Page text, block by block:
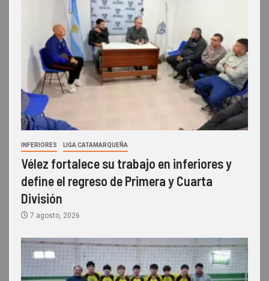
INFERIORES LIGA CATAMARQUEÑA
Vélez fortalece su trabajo en inferiores y
define el regreso de Primera y Cuarta
División
7 agosto, 2026